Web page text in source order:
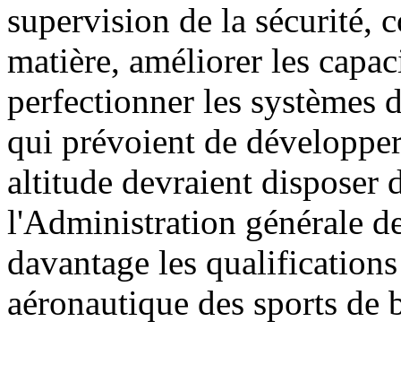
supervision de la sécurité,
matière, améliorer les
perfectionner les systèmes
qui prévoient de
altitude devraient disposer
l'Administration générale
davantage les
aéronautique des sports de